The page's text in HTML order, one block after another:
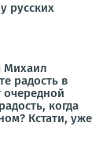
русских
Михаил
радость в
очередной
когда
Кстати, уже